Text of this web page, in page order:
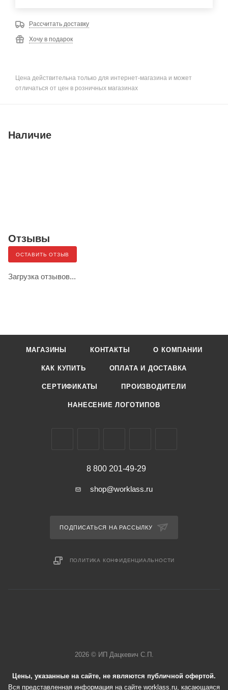
Рассчитать доставку
Хочу в подарок
Цена действительна только для интернет-магазина и может
отличаться от цен в розничных магазинах
Наличие
Отзывы
ОСТАВИТЬ ОТЗЫВ
Загрузка отзывов...
МАГАЗИНЫ КОНТАКТЫ О КОМПАНИИ
КАК КУПИТЬ ОПЛАТА И ДОСТАВКА
СЕРТИФИКАТЫ ПРОИЗВОДИТЕЛИ
НАНЕСЕНИЕ ЛОГОТИПОВ
8 800 201-49-29
shop@worklass.ru
ПОДПИСАТЬСЯ НА РАССЫЛКУ
ПОЛИТИКА КОНФИДЕНЦИАЛЬНОСТИ
2026 © ИП Дацкевич С.П.
Цены, указанные на сайте, не являются публичной офертой.
Вся представленная информация на сайте worklass.ru, касающаяся